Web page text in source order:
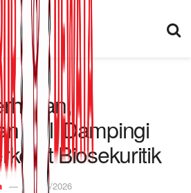
Bali Dampingi
Biosekuritik
25/05/2026